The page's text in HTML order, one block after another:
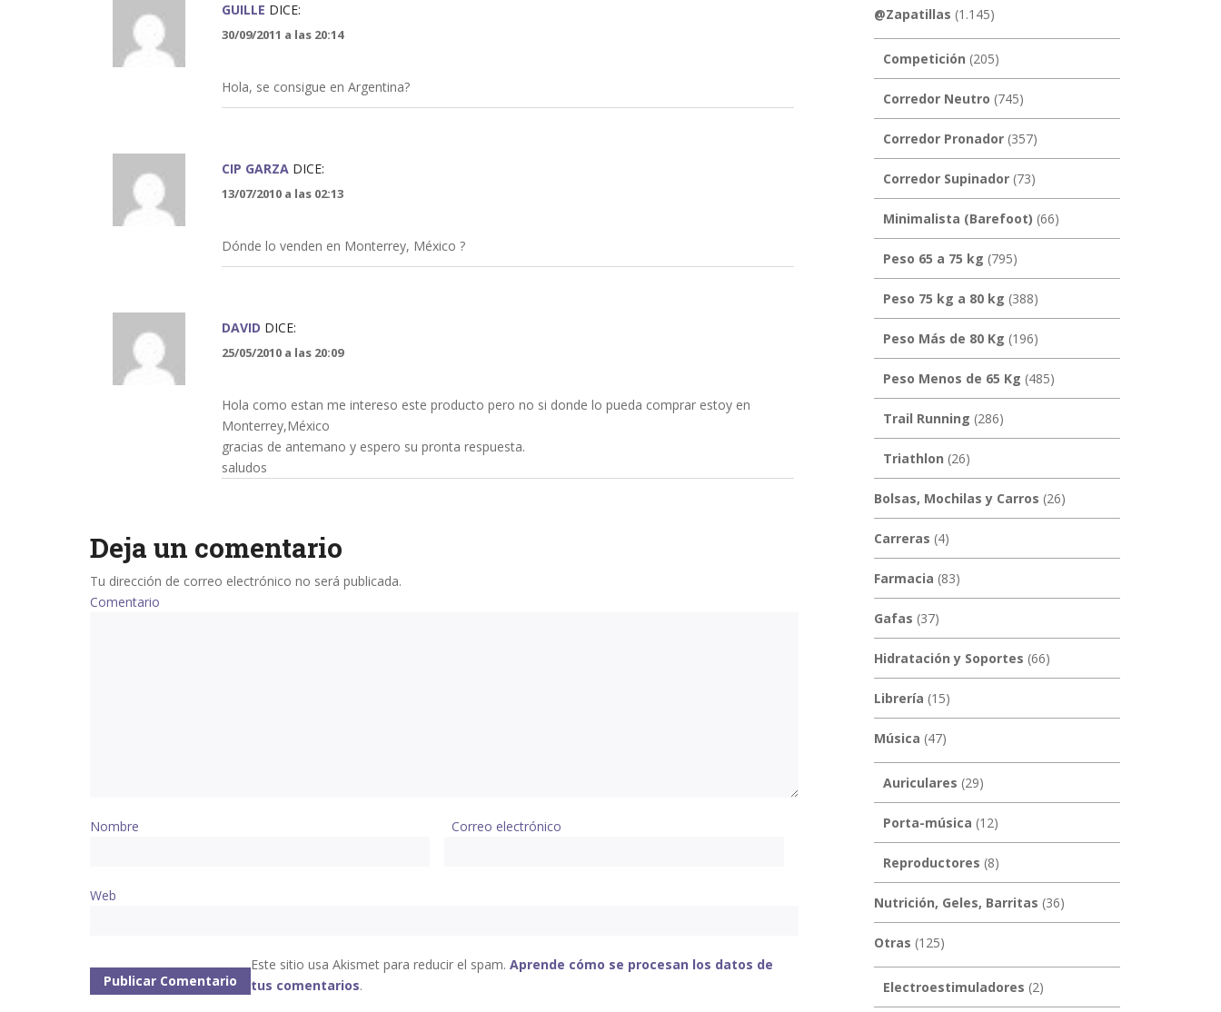
GUILLE DICE:
30/09/2011 a las 20:14
Hola, se consigue en Argentina?
CIP GARZA DICE:
13/07/2010 a las 02:13
Dónde lo venden en Monterrey, México ?
DAVID DICE:
25/05/2010 a las 20:09
Hola como estan me intereso este producto pero no si donde lo pueda comprar estoy en
Monterrey,México
gracias de antemano y espero su pronta respuesta.
saludos
Deja un comentario
Tu dirección de correo electrónico no será publicada.
Comentario
Nombre Correo electrónico
Web
Este sitio usa Akismet para reducir el spam. Aprende cómo se procesan los datos de
tus comentarios.
@Zapatillas (1.145)
Competición (205)
Corredor Neutro (745)
Corredor Pronador(357)
Corredor Supinador(73)
Minimalista (Barefoot) (66)
Peso 65 a 75 kg (795)
Peso 75 kg a 80 kg (388)
Peso Más de 80 Kg (196)
Peso Menos de 65 Kg (485)
Trail Running (286)
Triathlon (26)
Bolsas, Mochilas y Carros (26)
Carreras (4)
Farmacia (83)
Gafas (37)
Hidratación y Soportes (66)
Librería (15)
Música (47)
Auriculares (29)
Porta-música (12)
Reproductores (8)
Nutrición, Geles, Barritas (36)
Otras (125)
Electroestimuladores (2)